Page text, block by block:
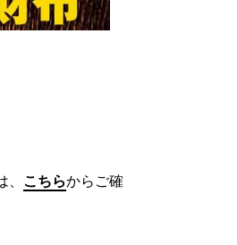
こちらからご確